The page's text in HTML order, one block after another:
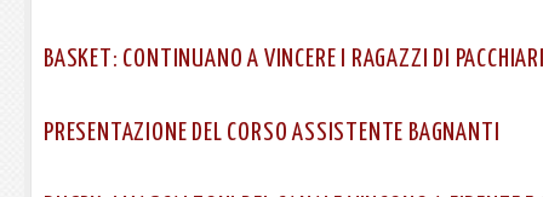
BASKET: CONTINUANO A VINCERE I RAGAZZI DI
PRESENTAZIONE DEL CORSO ASSISTENTE BAGNANTI